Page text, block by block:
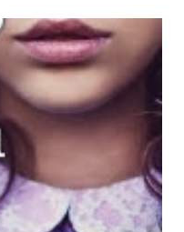
voleva che mi facessi
nella squadra dei
eccome: una masnada di
avanti, se l'obiettivo
perché come
se quell'anno per
ufficiale. Qu...